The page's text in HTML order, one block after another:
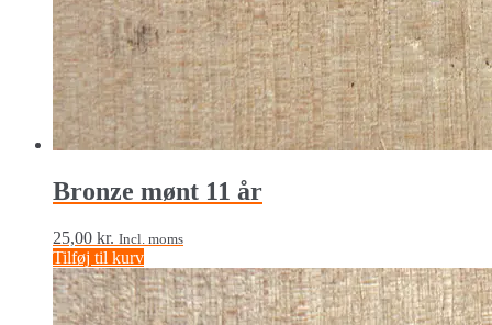
Bronze mønt 11 år
25,00 kr. Incl. moms
Tilføj til kurv